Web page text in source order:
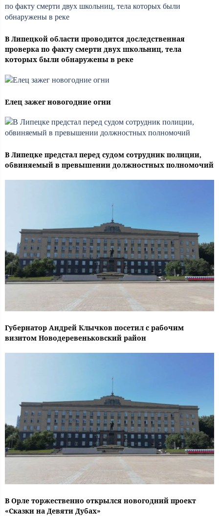
В Липецкой области проводится доследственная
проверка по факту смерти двух школьниц, тела
которых были обнаружены в реке
Елец зажег новогодние огни
В Липецке предстал перед судом сотрудник полиции,
обвиняемый в превышении должностных полномочий
Губернатор Андрей Клычков посетил с рабочим
визитом Новодеревеньковский район
В Орле торжественно открылся новогодний проект
«Сказки на Девяти Дубах»